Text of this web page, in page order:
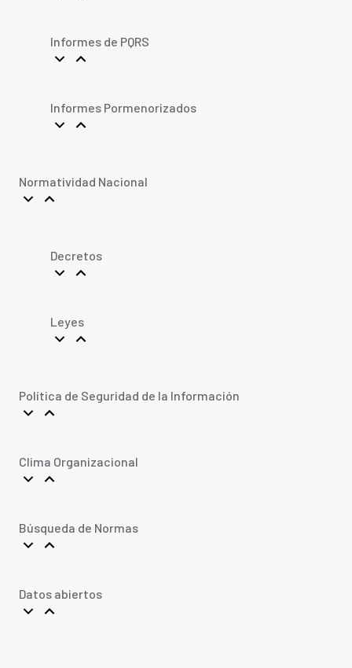
Informes de PQRS
Informes Pormenorizados
Normatividad Nacional
Decretos
Leyes
Política de Seguridad de la Información
Clima Organizacional
Búsqueda de Normas
Datos abiertos